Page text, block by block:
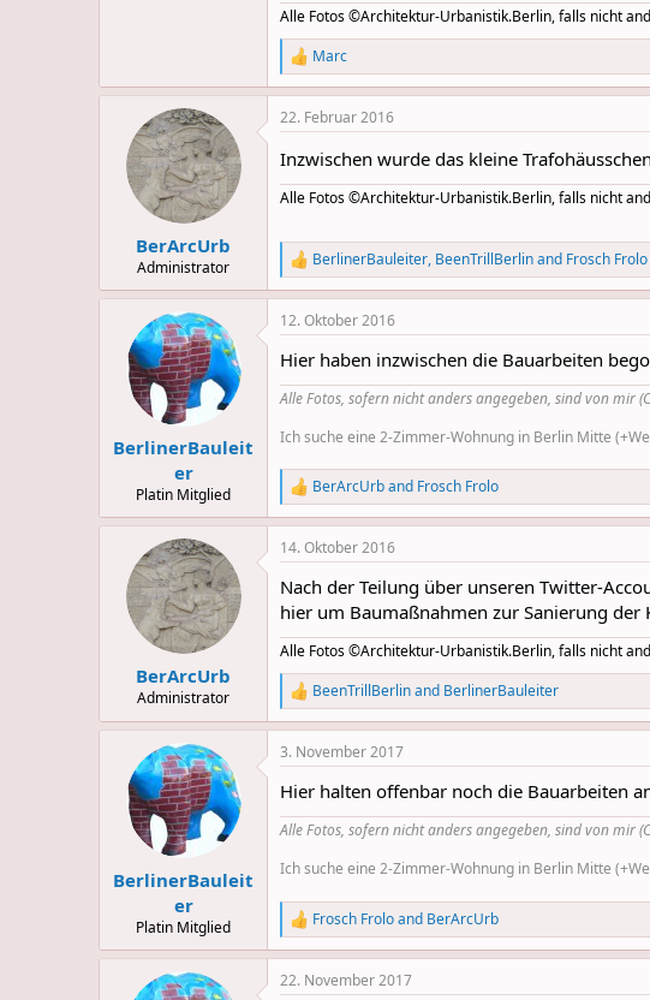
Alle Fotos ©Architektur-Urbanistik.Berlin, falls nicht
R
e
a
c
i
o
n
:
Marc
BerArcUrb
Administrator
22. Februar 2016
Inzwischen wurde das kleine
Alle Fotos ©Architektur-Urbanistik.Berlin, falls nicht
R
e
a
c
i
o
n
:
BerlinerBauleiter, BeenTrillBerlinand Frosch Frolo
BerlinerBauleit
er
Platin Mitglied
12. Oktober 2016
Hier haben inzwischen die Bauarbeiten
Alle Fotos, sofern nicht anders angegeben, sind von mir
Ich suche eine 2-Zimmer-Wohnung in Berlin Mitte
R
e
a
c
i
o
s
BerArcUrband Frosch Frolo
BerArcUrb
Administrator
14. Oktober 2016
Nach der Teilung über unseren Twitter-
hier um Baumaßnahmen zur Sanierung
Alle Fotos ©Architektur-Urbanistik.Berlin, falls nicht
R
e
a
c
i
o
n
:
BeenTrillBerlinand BerlinerBauleiter
BerlinerBauleit
er
Platin Mitglied
3. November 2017
Hier halten offenbar noch die Bauarbeiten
Alle Fotos, sofern nicht anders angegeben, sind von mir
Ich suche eine 2-Zimmer-Wohnung in Berlin Mitte
R
e
a
c
Frosch Froloand BerArcUrb
22. November 2017